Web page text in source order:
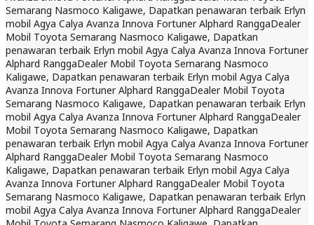
Semarang Nasmoco Kaligawe, Dapatkan penawaran terbaik Erlyn
mobil Agya Calya Avanza Innova Fortuner Alphard RanggaDealer
Mobil Toyota Semarang Nasmoco Kaligawe, Dapatkan
penawaran terbaik Erlyn mobil Agya Calya Avanza Innova Fortuner
Alphard RanggaDealer Mobil Toyota Semarang Nasmoco
Kaligawe, Dapatkan penawaran terbaik Erlyn mobil Agya Calya
Avanza Innova Fortuner Alphard RanggaDealer Mobil Toyota
Semarang Nasmoco Kaligawe, Dapatkan penawaran terbaik Erlyn
mobil Agya Calya Avanza Innova Fortuner Alphard RanggaDealer
Mobil Toyota Semarang Nasmoco Kaligawe, Dapatkan
penawaran terbaik Erlyn mobil Agya Calya Avanza Innova Fortuner
Alphard RanggaDealer Mobil Toyota Semarang Nasmoco
Kaligawe, Dapatkan penawaran terbaik Erlyn mobil Agya Calya
Avanza Innova Fortuner Alphard RanggaDealer Mobil Toyota
Semarang Nasmoco Kaligawe, Dapatkan penawaran terbaik Erlyn
mobil Agya Calya Avanza Innova Fortuner Alphard RanggaDealer